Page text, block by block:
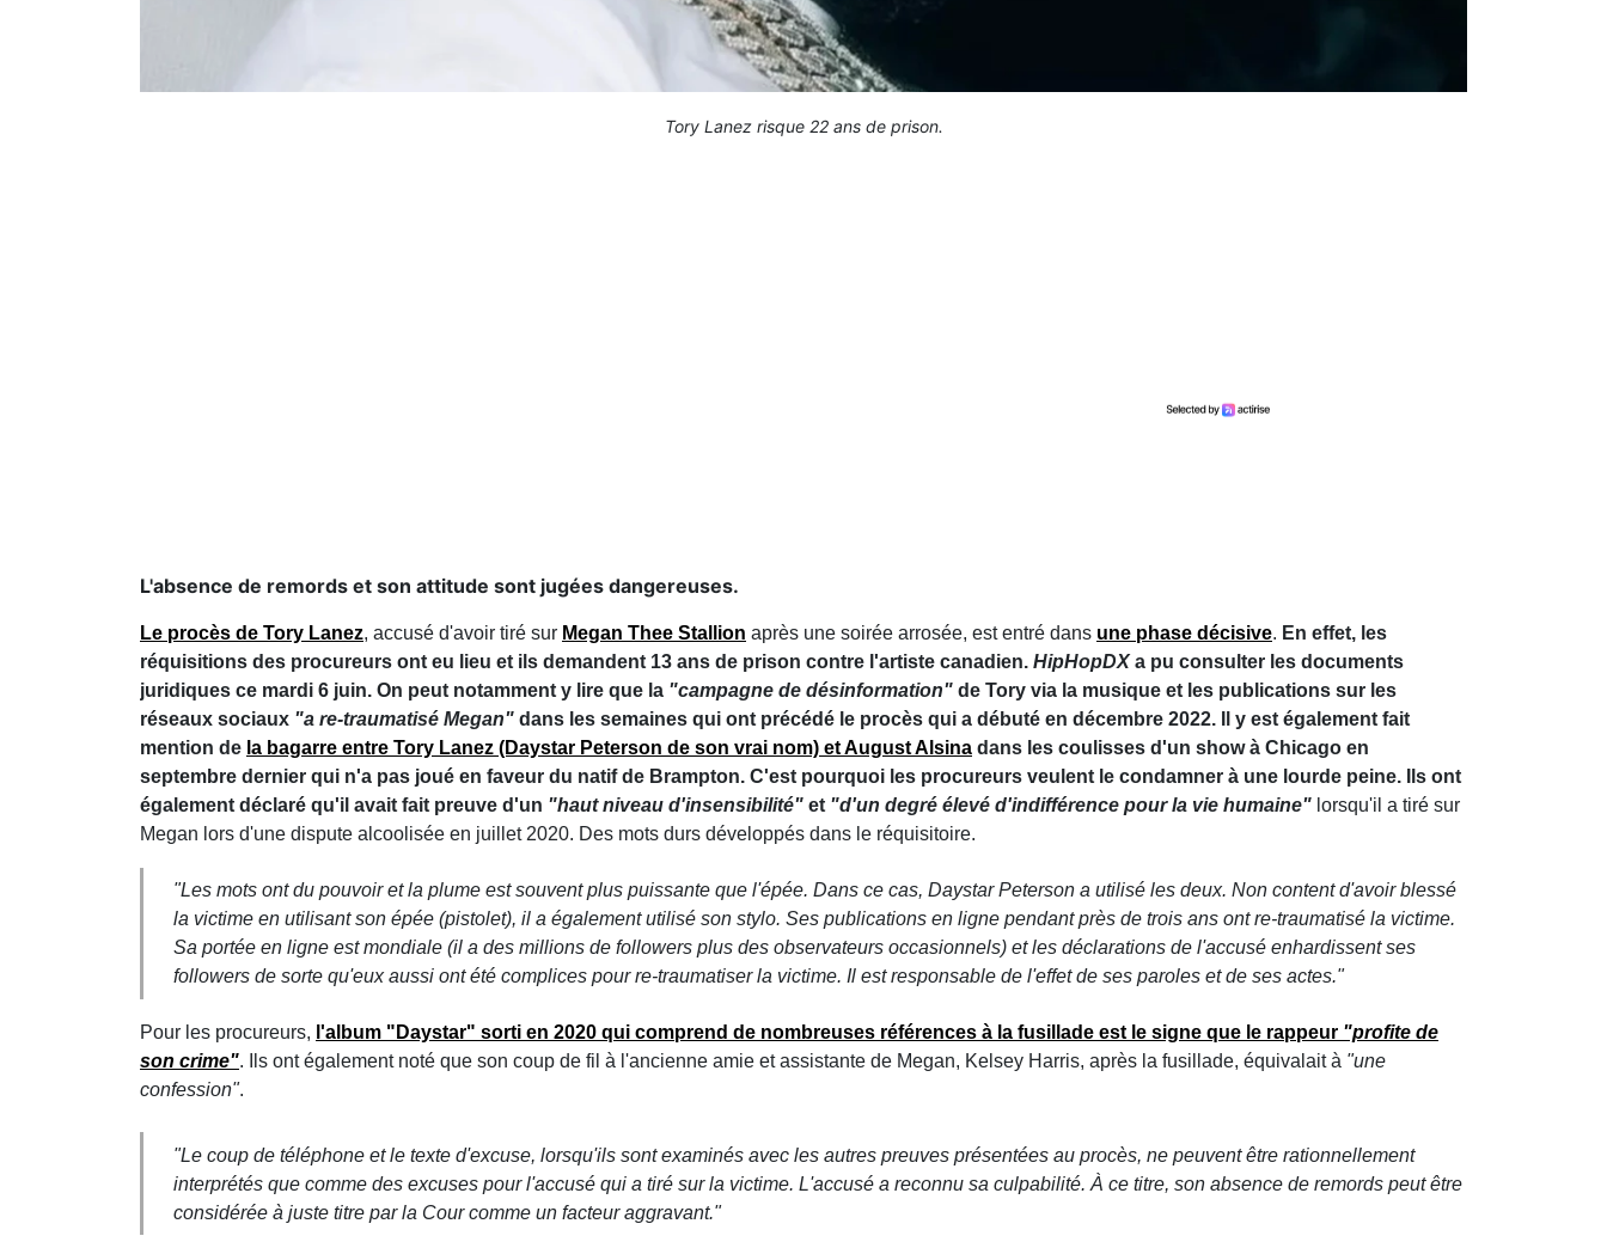
Tory Lanez risque 22 ans de prison.
L'absence de remords et son attitude sont jugées dangereuses.
Le procès de Tory Lanez, accusé d'avoir tiré sur Megan Thee Stallion après une soirée arrosée, est entré dans une phase décisive. En effet, les
réquisitions des procureurs ont eu lieu et ils demandent 13 ans de prison contre l'artiste canadien. HipHopDXa pu consulter les documents
juridiques ce mardi 6 juin. On peut notamment y lire que la "campagne de désinformation" de Tory via la musique et les publications sur les
réseaux sociaux "a re-traumatisé Megan" dans les semaines qui ont précédé le procès qui a débuté en décembre 2022. Il y est également fait
mention de la bagarre entre Tory Lanez (Daystar Peterson de son vrai nom) et August Alsina dans les coulisses d'un show à Chicago en
septembre dernier qui n'a pas joué en faveur du natif de Brampton. C'est pourquoi les procureurs veulent le condamner à une lourde peine. Ils ont
également déclaré qu'il avait fait preuve d'un "haut niveau d'insensibilité" et "d'un degré élevé d'indifférence pour la vie humaine" lorsqu'il a tiré sur
Megan lors d'une dispute alcoolisée en juillet 2020. Des mots durs développés dans le réquisitoire.
"Les mots ont du pouvoir et la plume est souvent plus puissante que l'épée. Dans ce cas, Daystar Peterson a utilisé les deux. Non content d'avoir blessé
la victime en utilisant son épée (pistolet), il a également utilisé son stylo. Ses publications en ligne pendant près de trois ans ont re-traumatisé la victime.
Sa portée en ligne est mondiale (il a des millions de followers plus des observateurs occasionnels) et les déclarations de l'accusé enhardissent ses
followers de sorte qu'eux aussi ont été complices pour re-traumatiser la victime. Il est responsable de l'effet de ses paroles et de ses actes."
Pour les procureurs, l'album "Daystar" sorti en 2020 qui comprend de nombreuses références à la fusillade est le signe que le rappeur "profite de
son crime". Ils ont également noté que son coup de fil à l'ancienne amie et assistante de Megan, Kelsey Harris, après la fusillade, équivalait à "une
confession".
"Le coup de téléphone et le texte d'excuse, lorsqu'ils sont examinés avec les autres preuves présentées au procès, ne peuvent être rationnellement
interprétés que comme des excuses pour l'accusé qui a tiré sur la victime. L'accusé a reconnu sa culpabilité. À ce titre, son absence de remords peut être
considérée à juste titre par la Cour comme un facteur aggravant."